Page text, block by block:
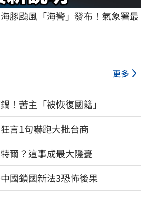
海豚颱風「海警」發布！氣象署最
更多
！苦主「被恢復國籍」
言1句嚇跑大批台商
爾？這事成最大隱憂
國鎖國新法3恐怖後果